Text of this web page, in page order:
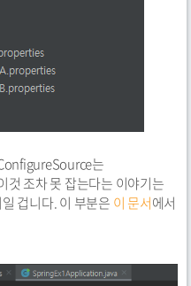
는
조차 못 잡는다는 이야기는
겁니다. 이 부분은 이 문서에서